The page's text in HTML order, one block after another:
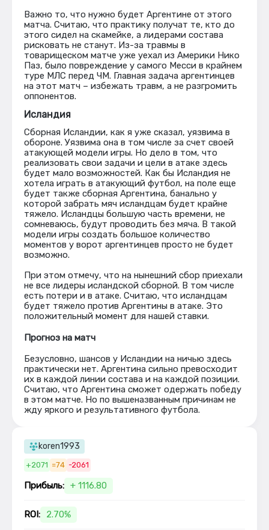
Важно то, что нужно будет Аргентине от этого
матча. Считаю, что практику получат те, кто до
этого сидел на скамейке, а лидерами состава
рисковать не станут. Из-за травмы в
товарищеском матче уже уехал из Америки Нико
Паз, было повреждение у самого Месси в крайнем
туре МЛС перед ЧМ. Главная задача аргентинцев
на этот матч – избежать травм, а не разгромить
оппонентов.
Исландия
Сборная Исландии, как я уже сказал, уязвима в
обороне. Уязвима она в том числе за счет своей
атакующей модели игры. Но дело в том, что
реализовать свои задачи и цели в атаке здесь
будет мало возможностей. Как бы Исландия не
хотела играть в атакующий футбол, на поле еще
будет также сборная Аргентина, банально у
которой забрать мяч исландцам будет крайне
тяжело. Исландцы большую часть времени, не
сомневаюсь, будут проводить без мяча. В такой
модели игры создать большое количество
моментов у ворот аргентинцев просто не будет
возможно.
При этом отмечу, что на нынешний сбор приехали
не все лидеры исландской сборной. В том числе
есть потери и в атаке. Считаю, что исландцам
будет тяжело против Аргентины в атаке. Это
положительный момент для нашей ставки.
Прогноз на матч
Безусловно, шансов у Исландии на ничью здесь
практически нет. Аргентина сильно превосходит
их в каждой линии состава и на каждой позиции.
Считаю, что Аргентина сможет одержать победу
в этом матче. Но по вышеназванным причинам не
жду яркого и результативного футбола.
koren1993
+2071 =74 -2061
Прибыль: + 1116.80
ROI: 2.70%